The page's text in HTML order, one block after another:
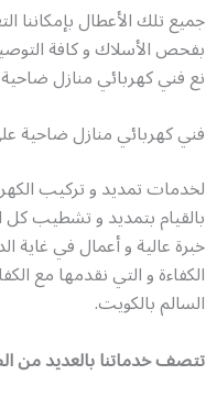
جميع تلك الأعطال
بفحص الأسلاك و كافة
نع فني كهربائي منازل
فني كهربائي منازل ضاحية
لخدمات تمديد و تركيب
بالقيام بتمديد و تشطيب كل
خبرة عالية و أعمال في غاية
الكفاءة و التي نقدمها مع
السالم بالكويت.
تتصف خدماتنا بالعديد من